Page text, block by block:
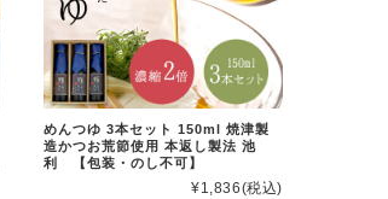
めんつゆ 3本セット 150ml 焼津製
造かつお荒節使用 本返し製法 池
利 【包装・のし不可】
¥1,836(税込)